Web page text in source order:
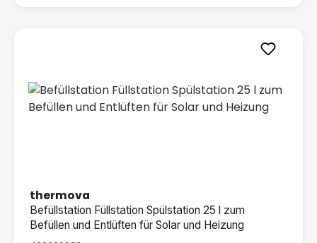
thermova
Befüllstation Füllstation Spülstation 25 l zum
Befüllen und Entlüften für Solar und Heizung